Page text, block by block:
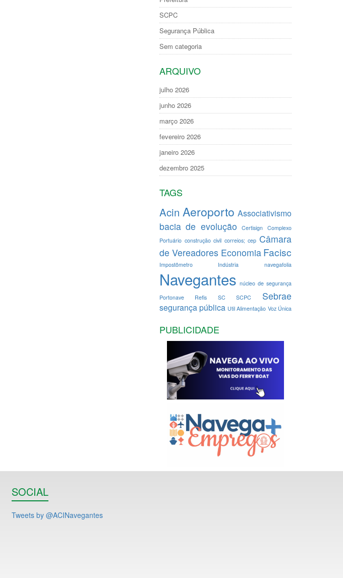
SCPC
Segurança Pública
Sem categoria
ARQUIVO
julho 2026
junho 2026
março 2026
fevereiro 2026
janeiro 2026
dezembro 2025
TAGS
Acin Aeroporto Associativismo
bacia de evolução Certisign Complexo
Portuário construção civil correios; cep Câmara
de Vereadores Economia Facisc
Impostômetro Indústria navegafolia
Navegantes núcleo de segurança
Portonave
Refis SC SCPC Sebrae
segurança pública Util Alimentação Voz Única
PUBLICIDADE
SOCIAL
Tweets by @ACINavegantes